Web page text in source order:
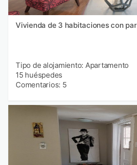
Vivienda de 3 habitaciones con
Tipo de alojamiento: Apartamento
15 huéspedes
Comentarios: 5